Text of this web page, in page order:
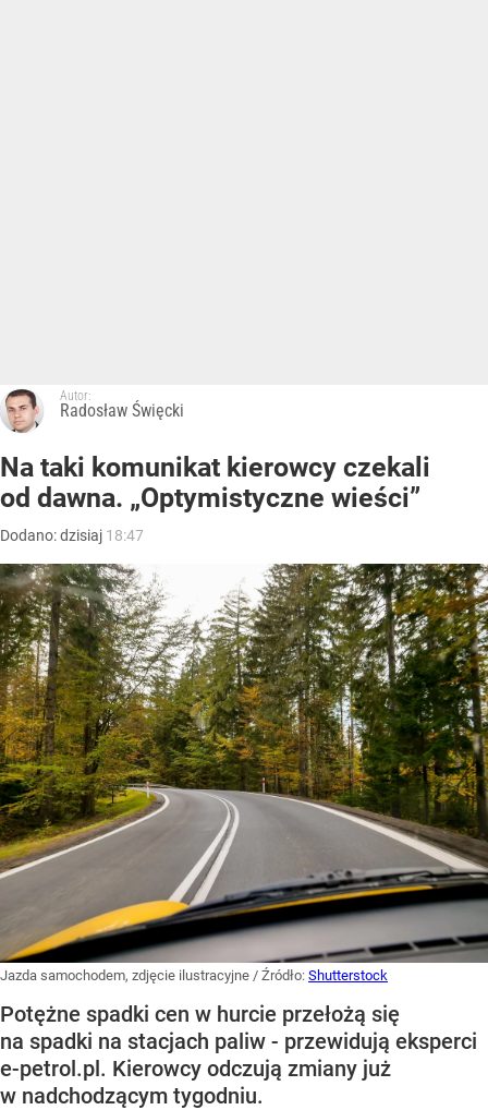
Autor:
Radosław Święcki
Na taki komunikat kierowcy czekali
od dawna. „Optymistyczne wieści”
Dodano:dzisiaj 18:47
Jazda samochodem, zdjęcie ilustracyjne / Źródło: Shutterstock
Potężne spadki cen w hurcie przełożą się
na spadki na stacjach paliw - przewidują eksperci
e-petrol.pl. Kierowcy odczują zmiany już
w nadchodzącym tygodniu.